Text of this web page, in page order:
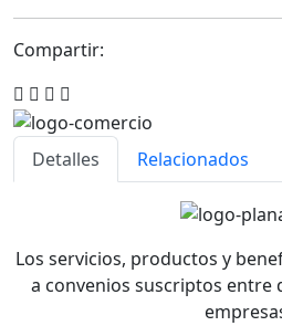
Compartir:
Detalles Relacionados
Los servicios, productos y
a convenios suscriptos entre